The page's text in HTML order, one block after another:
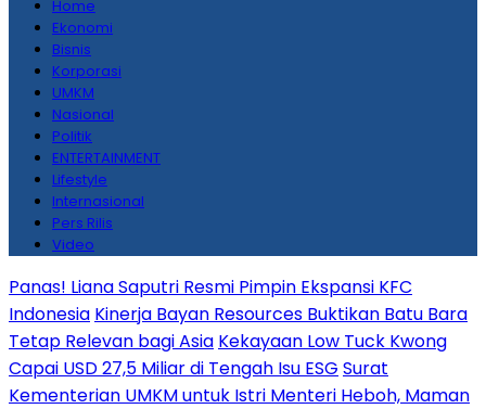
Home
Ekonomi
Bisnis
Korporasi
UMKM
Nasional
Politik
ENTERTAINMENT
Lifestyle
Internasional
Pers Rilis
Video
Panas! Liana Saputri Resmi Pimpin Ekspansi KFC
Indonesia Kinerja Bayan Resources Buktikan Batu Bara
Tetap Relevan bagi Asia Kekayaan Low Tuck Kwong
Capai USD 27,5 Miliar di Tengah Isu ESG Surat
Kementerian UMKM untuk Istri Menteri Heboh, Maman